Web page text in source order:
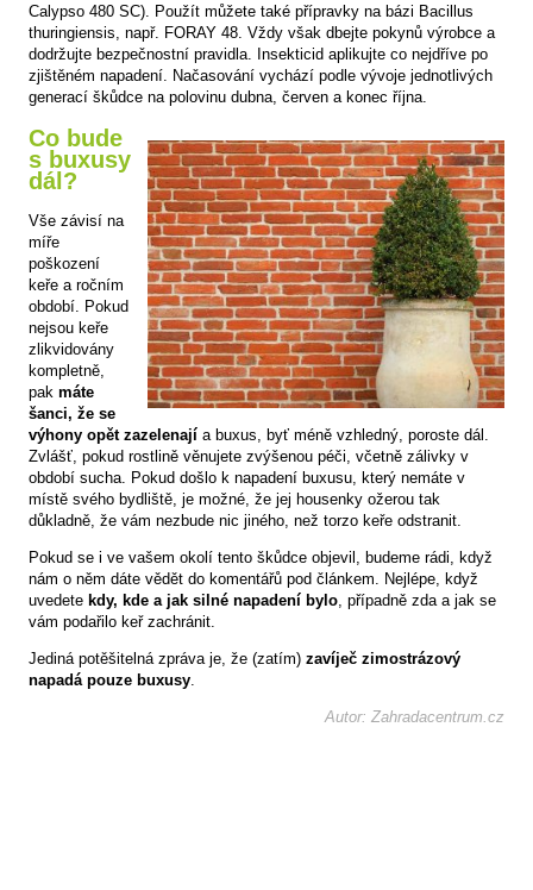
Calypso 480 SC). Použít můžete také přípravky na bázi Bacillus
thuringiensis, např. FORAY 48. Vždy však dbejte pokynů výrobce a
dodržujte bezpečnostní pravidla. Insekticid aplikujte co nejdříve po
zjištěném napadení. Načasování vychází podle vývoje jednotlivých
generací škůdce na polovinu dubna, červen a konec října.
Co bude
s buxusy
dál?
Vše závisí na
míře
poškození
keře a ročním
období. Pokud
nejsou keře
zlikvidovány
kompletně,
pak máte
šanci, že se
výhony opět zazelenají a buxus, byť méně vzhledný, poroste dál.
Zvlášť, pokud rostlině věnujete zvýšenou péči, včetně zálivky v
období sucha. Pokud došlo k napadení buxusu, který nemáte v
místě svého bydliště, je možné, že jej housenky ožerou tak
důkladně, že vám nezbude nic jiného, než torzo keře odstranit.
Pokud se i ve vašem okolí tento škůdce objevil, budeme rádi, když
nám o něm dáte vědět do komentářů pod článkem. Nejlépe, když
uvedete kdy, kde a jak silné napadení bylo, případně zda a jak se
vám podařilo keř zachránit.
Jediná potěšitelná zpráva je, že (zatím) zavíječ zimostrázový
napadá pouze buxusy.
Autor: Zahradacentrum.cz